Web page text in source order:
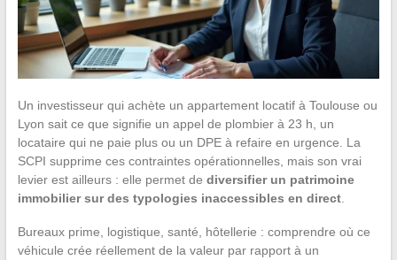
Un investisseur qui achète un appartement locatif à Toulouse ou
Lyon sait ce que signifie un appel de plombier à 23 h, un
locataire qui ne paie plus ou un DPE à refaire en urgence. La
SCPI supprime ces contraintes opérationnelles, mais son vrai
levier est ailleurs : elle permet de diversifier un patrimoine
immobilier sur des typologies inaccessibles en direct.
Bureaux prime, logistique, santé, hôtellerie : comprendre où ce
véhicule crée réellement de la valeur par rapport à un